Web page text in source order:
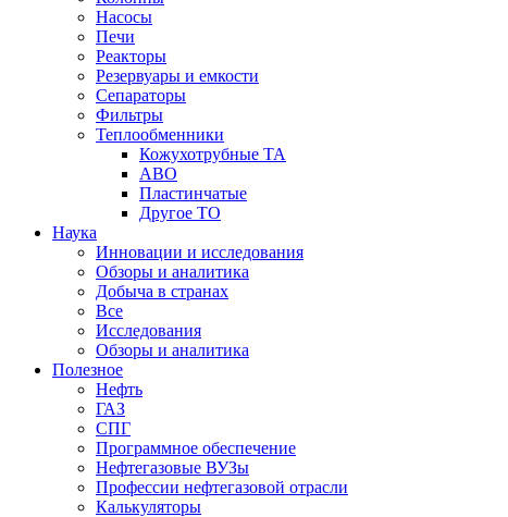
Насосы
Печи
Реакторы
Резервуары и емкости
Сепараторы
Фильтры
Теплообменники
Кожухотрубные ТА
АВО
Пластинчатые
Другое ТО
Наука
Инновации и исследования
Обзоры и аналитика
Добыча в странах
Все
Исследования
Обзоры и аналитика
Полезное
Нефть
ГАЗ
СПГ
Программное обеспечение
Нефтегазовые ВУЗы
Профессии нефтегазовой отрасли
Калькуляторы